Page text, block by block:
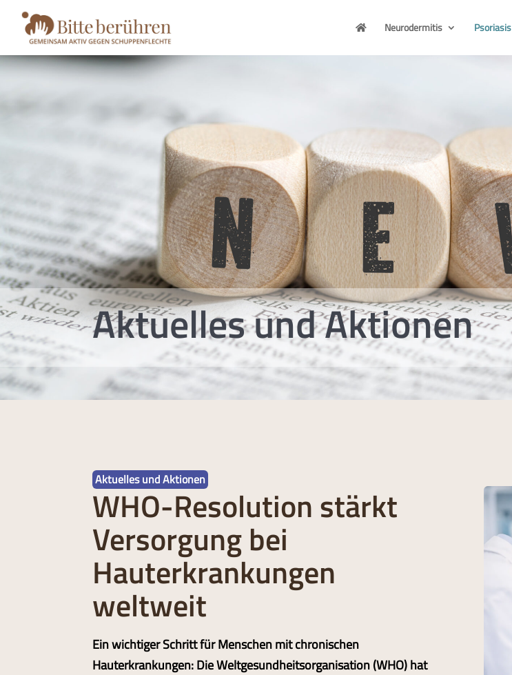
 Neurodermitis Psoriasis
Aktuelles und Aktionen
Aktuelles und Aktionen
WHO-Resolution stärkt
Versorgung bei
Hauterkrankungen
weltweit
Ein wichtiger Schritt für Menschen mit chronischen
Hauterkrankungen: Die Weltgesundheitsorganisation (WHO) hat